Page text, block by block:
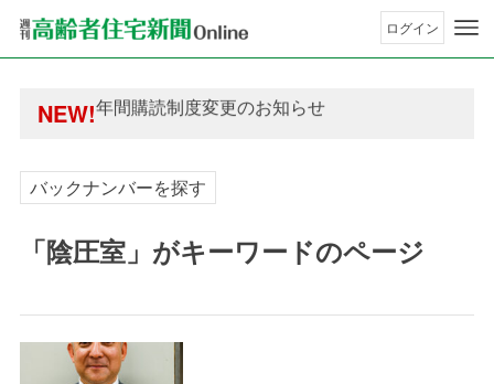
ログイン
NEW!
年間購読制度変更のお知らせ
高齢者住宅新聞 無料会員の皆様へ閲覧本数変更
高齢者住宅新聞 無料会員の皆様へ閲覧本数変更
バックナンバーを探す
「陰圧室」がキーワードのページ